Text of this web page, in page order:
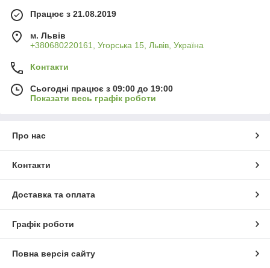
Працює з 21.08.2019
м. Львів
+380680220161, Угорська 15, Львів, Україна
Контакти
Сьогодні працює з 09:00 до 19:00
Показати весь графік роботи
Про нас
Контакти
Доставка та оплата
Графік роботи
Повна версія сайту